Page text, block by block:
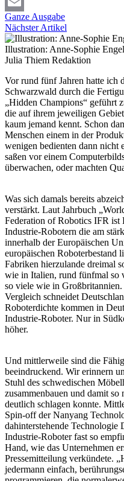
Email
Ganze Ausgabe
Nächster Artikel
Illustration: Anne-Sophie
Julia Thiem Redaktion
Vor rund fünf Jahren hatte ich
Schwarzwald durch die
„Hidden Champions“ geführt
die auf ihrem jeweiligen
kaum jemand kennt. Schon
Menschen einem in der
wenigen bedienten dann nicht
saßen vor einem
überwachen, oder machten
Was sich damals bereits
verstärkt. Laut Jahrbuch
Federation of Robotics IFR ist
Industrie-Robotern die am
innerhalb der Europäischen
europäischen Roboterbestand
Fabriken hierzulande dreimal
wie in Italien, rund fünfmal so
so viele wie in
Vergleich schneidet
Roboterdichte kommen in
Industrie-Roboter. Nur in
höher.
Und mittlerweile sind die
beeindruckend. Wir erinnern
Stuhl des schwedischen
zusammenbauen und damit
deutlich schlagen konnte.
Spin-off der Nanyang
dahinterstehende Technologie
Industrie-Roboter fast so
Hand, wie das Unternehmen
Pressemitteilung verkündete.
jedermann einfach,